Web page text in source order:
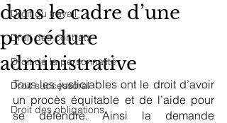
Droit du travail
Droit des contrats
Droit de la personnalité
Droit successoral
Droit des obligations
dans le cadre d’une
procédure
administrative
Tous les justiciables ont le droit d’avoir
un procès équitable et de l’aide pour
se défendre. Ainsi la demande